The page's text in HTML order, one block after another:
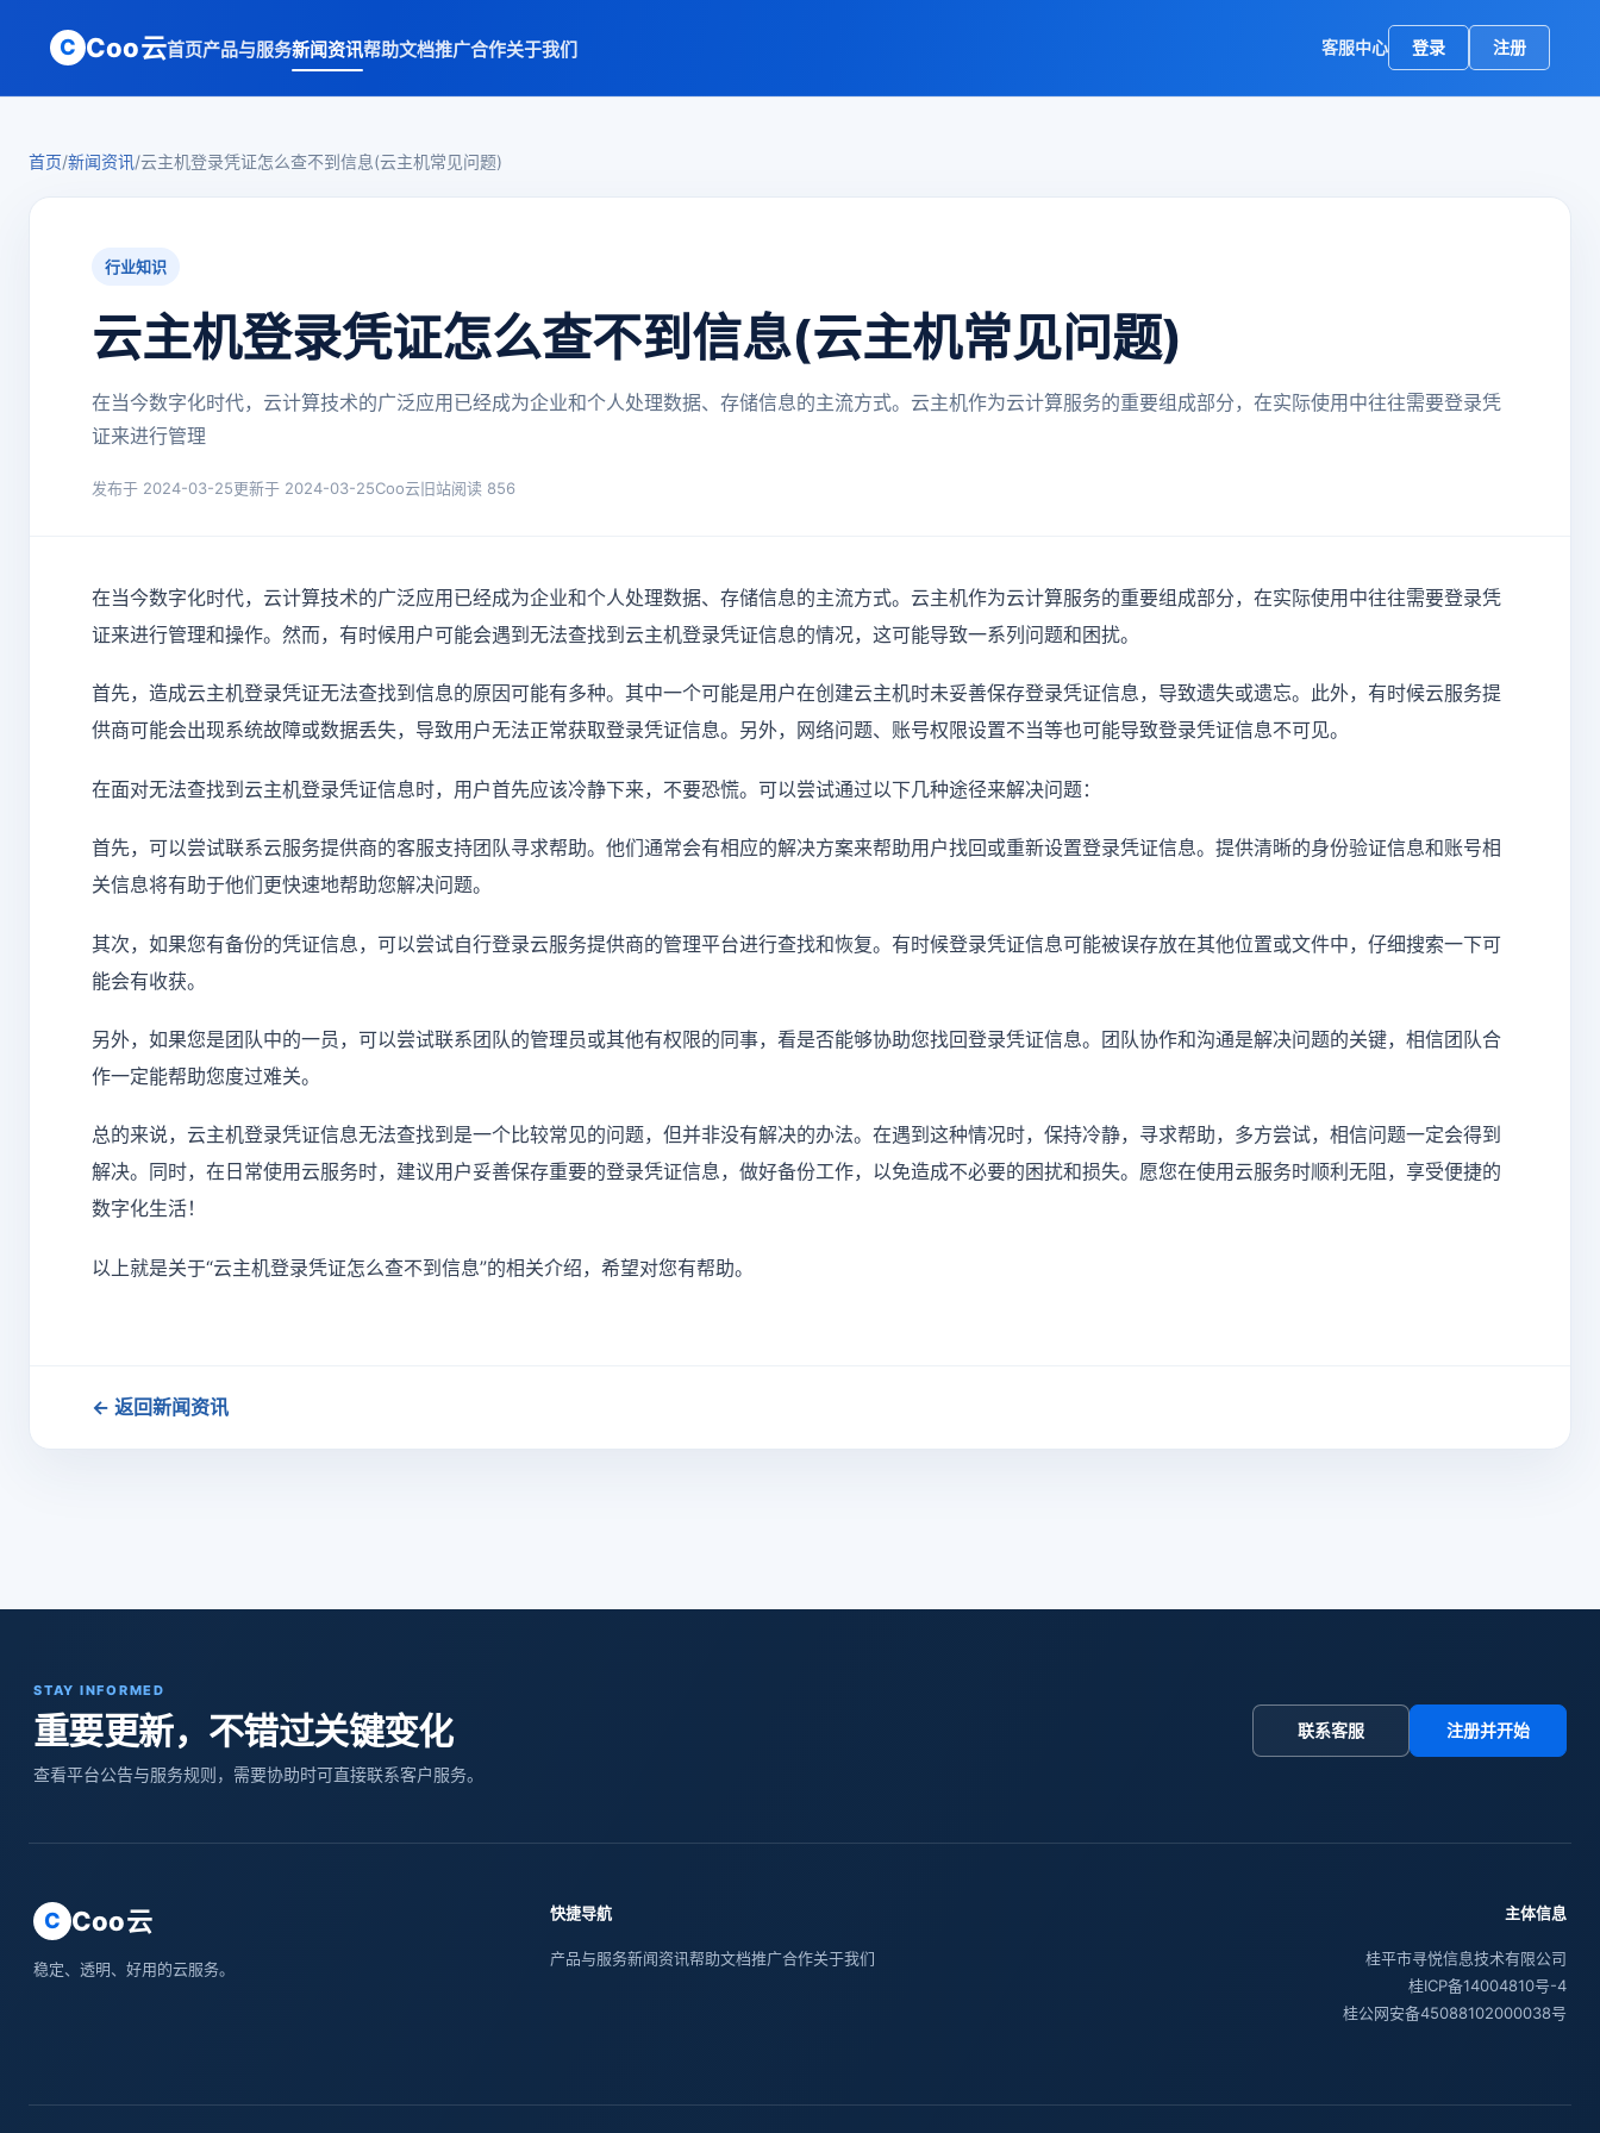
C Coo云首页产品与服务新闻资讯帮助文档推广合作关于我们 客服中心 登录 注册
首页/新闻资讯/云主机登录凭证怎么查不到信息(云主机常见问题)
行业知识
云主机登录凭证怎么查不到信息(云主机常见问题)
在当今数字化时代，云计算技术的广泛应用已经成为企业和个人处理数据、存储信息的主流方式。云主机作为云计算服务的重要组成部分，在实际使用中往往需要登录凭
证来进行管理
发布于 2024-03-25更新于 2024-03-25Coo云旧站阅读 856
在当今数字化时代，云计算技术的广泛应用已经成为企业和个人处理数据、存储信息的主流方式。云主机作为云计算服务的重要组成部分，在实际使用中往往需要登录凭
证来进行管理和操作。然而，有时候用户可能会遇到无法查找到云主机登录凭证信息的情况，这可能导致一系列问题和困扰。
首先，造成云主机登录凭证无法查找到信息的原因可能有多种。其中一个可能是用户在创建云主机时未妥善保存登录凭证信息，导致遗失或遗忘。此外，有时候云服务提
供商可能会出现系统故障或数据丢失，导致用户无法正常获取登录凭证信息。另外，网络问题、账号权限设置不当等也可能导致登录凭证信息不可见。
在面对无法查找到云主机登录凭证信息时，用户首先应该冷静下来，不要恐慌。可以尝试通过以下几种途径来解决问题：
首先，可以尝试联系云服务提供商的客服支持团队寻求帮助。他们通常会有相应的解决方案来帮助用户找回或重新设置登录凭证信息。提供清晰的身份验证信息和账号相
关信息将有助于他们更快速地帮助您解决问题。
其次，如果您有备份的凭证信息，可以尝试自行登录云服务提供商的管理平台进行查找和恢复。有时候登录凭证信息可能被误存放在其他位置或文件中，仔细搜索一下可
能会有收获。
另外，如果您是团队中的一员，可以尝试联系团队的管理员或其他有权限的同事，看是否能够协助您找回登录凭证信息。团队协作和沟通是解决问题的关键，相信团队合
作一定能帮助您度过难关。
总的来说，云主机登录凭证信息无法查找到是一个比较常见的问题，但并非没有解决的办法。在遇到这种情况时，保持冷静，寻求帮助，多方尝试，相信问题一定会得到
解决。同时，在日常使用云服务时，建议用户妥善保存重要的登录凭证信息，做好备份工作，以免造成不必要的困扰和损失。愿您在使用云服务时顺利无阻，享受便捷的
数字化生活！
以上就是关于“云主机登录凭证怎么查不到信息”的相关介绍，希望对您有帮助。
← 返回新闻资讯
STAY INFORMED
重要更新，不错过关键变化
查看平台公告与服务规则，需要协助时可直接联系客户服务。
联系客服 注册并开始
C Coo云
稳定、透明、好用的云服务。
快捷导航
产品与服务新闻资讯帮助文档推广合作关于我们
主体信息
桂平市寻悦信息技术有限公司
桂ICP备14004810号-4
桂公网安备45088102000038号